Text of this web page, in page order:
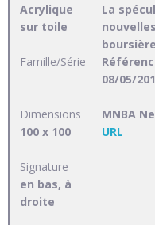
Acrylique
sur toile
Famille/Série
Dimensions
100 x 100
Signature
en bas, à
droite
La
08/05/
MNBA
URL